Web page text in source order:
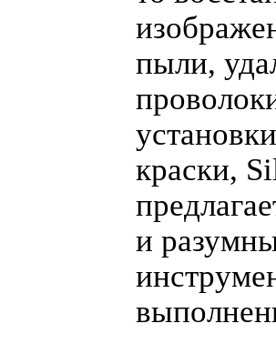
пыли,
краски,
и